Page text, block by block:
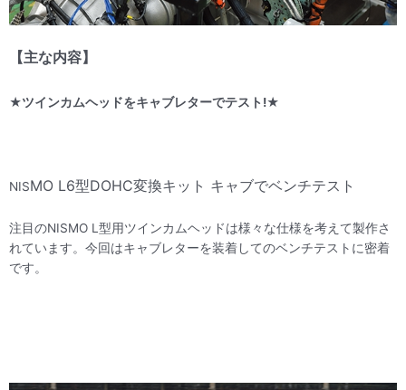
【主な内容】
★ツインカムヘッドをキャブレターでテスト!★
NISMO L6型DOHC変換キット キャブでベンチテスト
注目のNISMO L型用ツインカムヘッドは様々な仕様を考えて製作さ
れています。今回はキャブレターを装着してのベンチテストに密着
です。